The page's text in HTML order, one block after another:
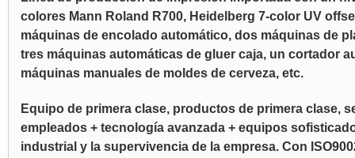
colores Mann Roland R700, Heidelberg 7-color UV
máquinas de encolado automático, dos máquinas de
tres máquinas automáticas de gluer caja, un cortador
máquinas manuales de moldes de cerveza, etc.
Equipo de primera clase, productos de primera clase,
empleados + tecnología avanzada + equipos
industrial y la supervivencia de la empresa. Con